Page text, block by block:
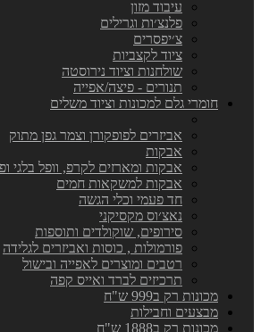
עיבוד מזון
פלנצ׳ות וגרילים
צ׳יפסרים
ציוד לקצביות
שולחנות וציוד נירוסטה
תנורים - פיצה/אפייה
חומרי גלם למכונות וציוד משלים
אביזרים לפופקורן וצמר גפן מתוק
אבקות
אבקות ומארזים לקרפ, וופל בלגי
אבקות למשקאות חמים
חד פעמי וכלי הגשה
נאצ׳וס מקסיקני
סירופים, שוקולדים ותוספות
פורמולות , כוסות ואביזרים לגלידה
רטבים ומוצרים לאפייה ובישול
תרכיזים לברד ואייס קפה
מכונות רק ב999 ש"ח
מבצעים וחבילות
מכונות רק ב1888 ש"ח